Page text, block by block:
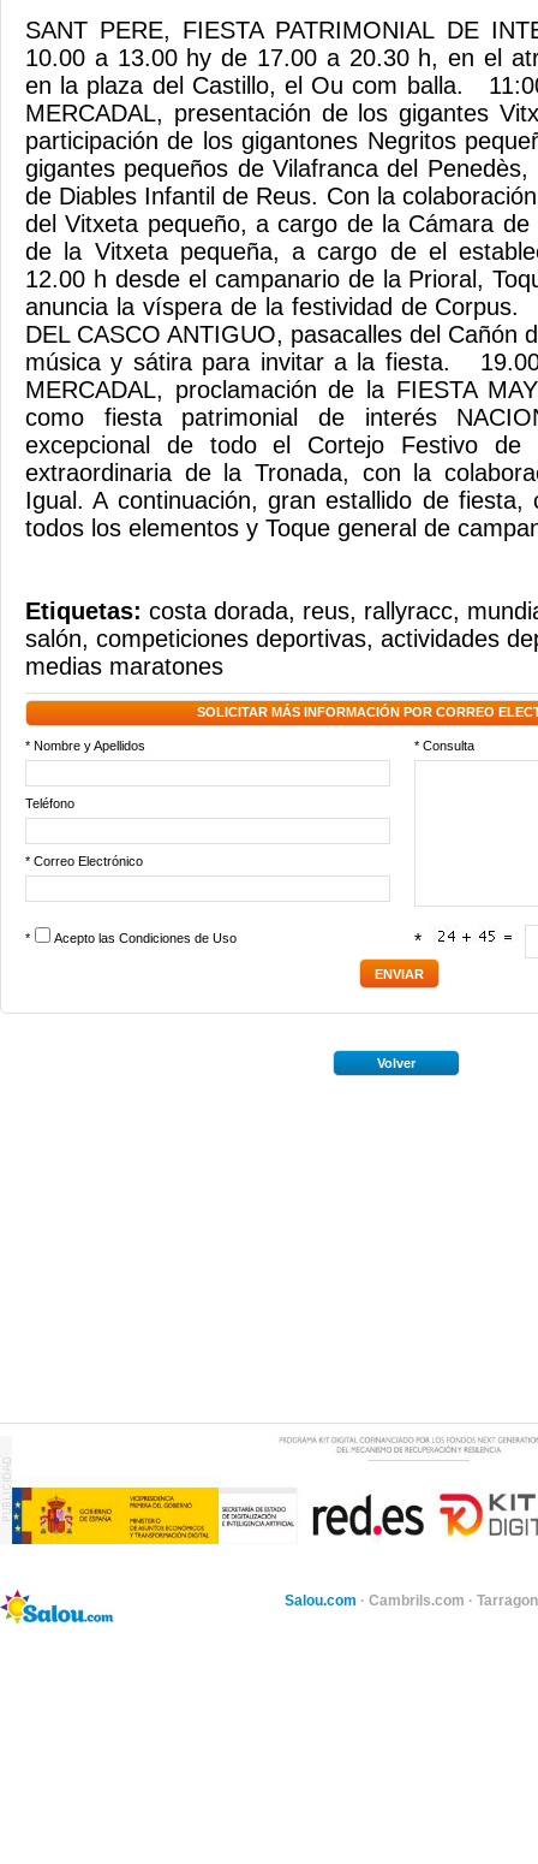
SANT PERE, FIESTA PATRIMONIAL DE
10.00 a 13.00 hy de 17.00 a 20.30 h, en el
en la plaza del Castillo, el Ou com balla.
MERCADAL, presentación de los gigantes
participación de los gigantones Negritos
gigantes pequeños de Vilafranca del
de Diables Infantil de Reus. Con la
del Vitxeta pequeño, a cargo de la Cámara
de la Vitxeta pequeña, a cargo de el
12.00 h desde el campanario de la Prioral,
anuncia la víspera de la festividad de
DEL CASCO ANTIGUO, pasacalles del Cañón
música y sátira para invitar a la fiesta.
MERCADAL, proclamación de la FIESTA
como fiesta patrimonial de interés
excepcional de todo el Cortejo Festivo de
extraordinaria de la Tronada, con la
Igual. A continuación, gran estallido de fiesta,
todos los elementos y Toque general de
Etiquetas: costa dorada, reus, rallyracc,
salón, competiciones deportivas, actividades
medias maratones
SOLICITAR MÁS INFORMACIÓN POR CORREO
* Nombre y Apellidos * Consulta
Teléfono
* Correo Electrónico
* Acepto las Condiciones de Uso *
Volver
Salou.com · Cambrils.com ·